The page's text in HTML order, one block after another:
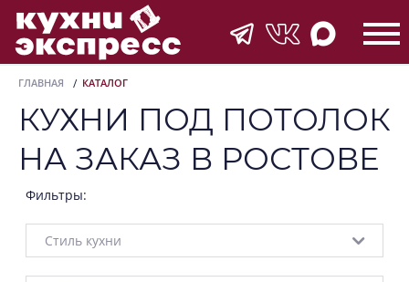
ГЛАВНАЯ КАТАЛОГ
КУХНИ ПОД ПОТОЛОК
НА ЗАКАЗ В РОСТОВЕ
Фильтры:
Стиль кухни